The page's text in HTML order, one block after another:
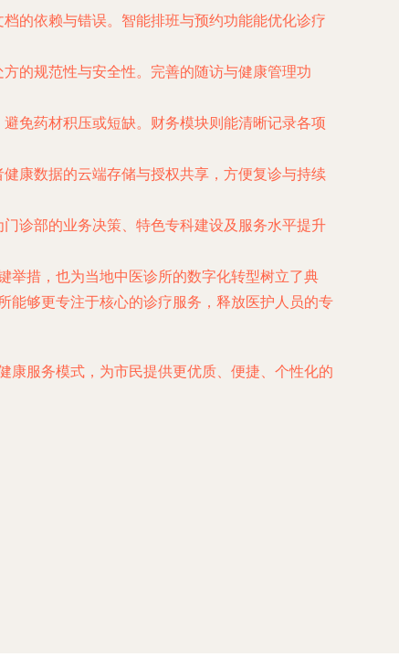
的依赖与错误。智能排班与预约功能能优化诊疗
的规范性与安全性。完善的随访与健康管理功
免药材积压或短缺。财务模块则能清晰记录各项
康数据的云端存储与授权共享，方便复诊与持续
诊部的业务决策、特色专科建设及服务水平提升
举措，也为当地中医诊所的数字化转型树立了典
能够更专注于核心的诊疗服务，释放医护人员的专
康服务模式，为市民提供更优质、便捷、个性化的